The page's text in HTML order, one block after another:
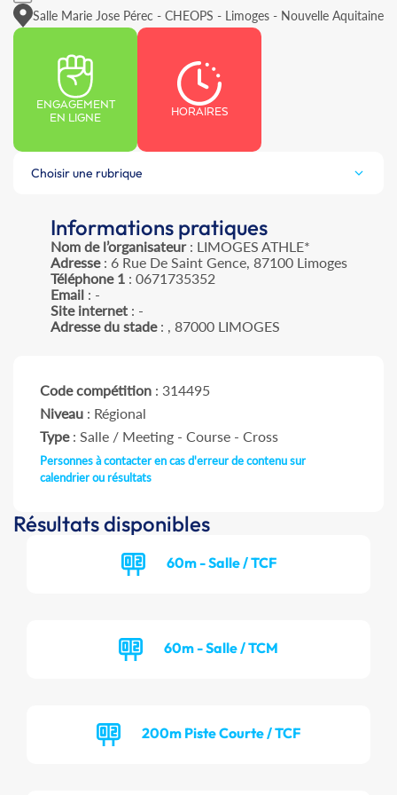
Salle Marie Jose Pérec - CHEOPS - Limoges - Nouvelle Aquitaine
ENGAGEMENT
EN LIGNE
HORAIRES
Choisir une rubrique
Informations pratiques
Nom de l’organisateur: LIMOGES ATHLE*
Adresse: 6 Rue De Saint Gence, 87100 Limoges
Téléphone 1: 0671735352
Email: -
Site internet: -
Adresse du stade: , 87000 LIMOGES
Code compétition : 314495
Niveau : Régional
Type: Salle / Meeting - Course - Cross
Personnes à contacter en cas d'erreur de contenu sur
calendrier ou résultats
Résultats disponibles
60m - Salle / TCF
60m - Salle / TCM
200m Piste Courte / TCF